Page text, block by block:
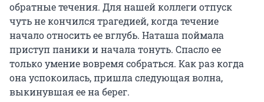
обратные течения. Для нашей коллеги отпуск
чуть не кончился трагедией, когда течение
начало относить ее вглубь. Наташа поймала
приступ паники и начала тонуть. Спасло ее
только умение вовремя собраться. Как раз когда
она успокоилась, пришла следующая волна,
выкинувшая ее на берег.